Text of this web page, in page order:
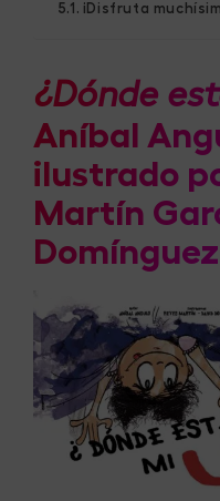
¡Disfruta
¿Dónde
Aníbal
ilustrado
Martín